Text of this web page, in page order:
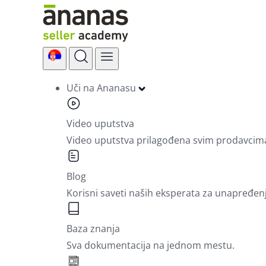
Uči na Ananasu
Video uputstva
Video uputstva prilagođena svim
Blog
Korisni saveti naših eksperata za
Baza znanja
Sva dokumentacija na jednom mestu.